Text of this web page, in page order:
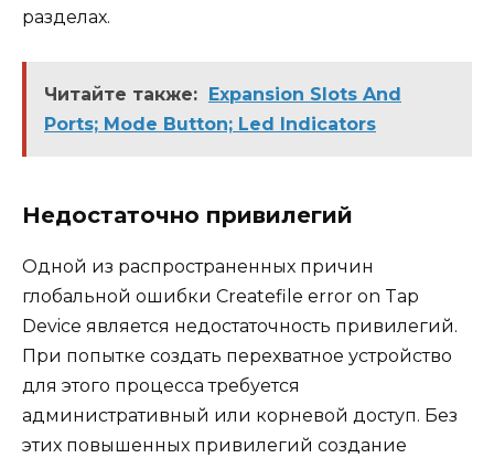
разделах.
Читайте также:
Expansion Slots And
Ports; Mode Button; Led Indicators
Недостаточно привилегий
Одной из распространенных причин
глобальной ошибки Createfile error on Tap
Device является недостаточность привилегий.
При попытке создать перехватное устройство
для этого процесса требуется
административный или корневой доступ. Без
этих повышенных привилегий создание